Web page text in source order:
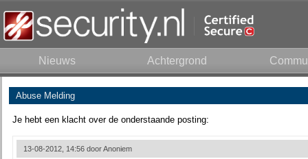
Nieuws Achtergrond
Abuse Melding
Je hebt een klacht over de onderstaande posting:
13-08-2012, 14:56 doorAnoniem